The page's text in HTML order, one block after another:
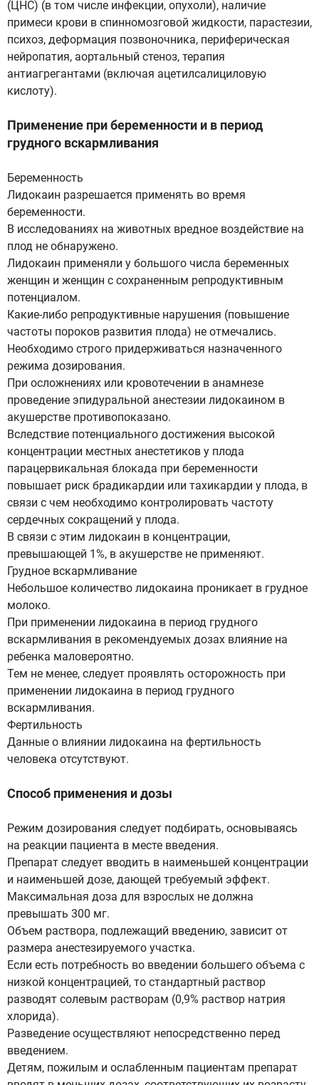
(ЦНС) (в том числе инфекции, опухоли), наличие
примеси крови в спинномозговой жидкости, парастезии,
психоз, деформация позвоночника, периферическая
нейропатия, аортальный стеноз, терапия
антиагрегантами (включая ацетилсалициловую
кислоту).
Применение при беременности и в период
грудного вскармливания
Беременность
Лидокаин разрешается применять во время
беременности.
В исследованиях на животных вредное воздействие на
плод не обнаружено.
Лидокаин применяли у большого числа беременных
женщин и женщин с сохраненным репродуктивным
потенциалом.
Какие-либо репродуктивные нарушения (повышение
частоты пороков развития плода) не отмечались.
Необходимо строго придерживаться назначенного
режима дозирования.
При осложнениях или кровотечении в анамнезе
проведение эпидуральной анестезии лидокаином в
акушерстве противопоказано.
Вследствие потенциального достижения высокой
концентрации местных анестетиков у плода
парацервикальная блокада при беременности
повышает риск брадикардии или тахикардии у плода, в
связи с чем необходимо контролировать частоту
сердечных сокращений у плода.
В связи с этим лидокаин в концентрации,
превышающей 1%, в акушерстве не применяют.
Грудное вскармливание
Небольшое количество лидокаина проникает в грудное
молоко.
При применении лидокаина в период грудного
вскармливания в рекомендуемых дозах влияние на
ребенка маловероятно.
Тем не менее, следует проявлять осторожность при
применении лидокаина в период грудного
вскармливания.
Фертильность
Данные о влиянии лидокаина на фертильность
человека отсутствуют.
Способ применения и дозы
Режим дозирования следует подбирать, основываясь
на реакции пациента в месте введения.
Препарат следует вводить в наименьшей концентрации
и наименьшей дозе, дающей требуемый эффект.
Максимальная доза для взрослых не должна
превышать 300 мг.
Объем раствора, подлежащий введению, зависит от
размера анестезируемого участка.
Если есть потребность во введении большего объема с
низкой концентрацией, то стандартный раствор
разводят солевым растворам (0,9% раствор натрия
хлорида).
Разведение осуществляют непосредственно перед
введением.
Детям, пожилым и ослабленным пациентам препарат